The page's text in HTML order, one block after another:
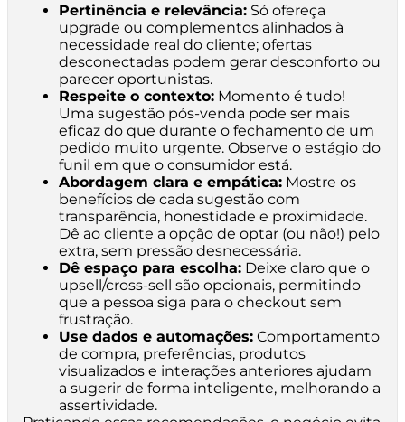
Pertinência e relevância: Só ofereça
upgrade ou complementos alinhados à
necessidade real do cliente; ofertas
desconectadas podem gerar desconforto ou
parecer oportunistas.
Respeite o contexto: Momento é tudo!
Uma sugestão pós-venda pode ser mais
eficaz do que durante o fechamento de um
pedido muito urgente. Observe o estágio do
funil em que o consumidor está.
Abordagem clara e empática: Mostre os
benefícios de cada sugestão com
transparência, honestidade e proximidade.
Dê ao cliente a opção de optar (ou não!) pelo
extra, sem pressão desnecessária.
Dê espaço para escolha: Deixe claro que o
upsell/cross-sell são opcionais, permitindo
que a pessoa siga para o checkout sem
frustração.
Use dados e automações: Comportamento
de compra, preferências, produtos
visualizados e interações anteriores ajudam
a sugerir de forma inteligente, melhorando a
assertividade.